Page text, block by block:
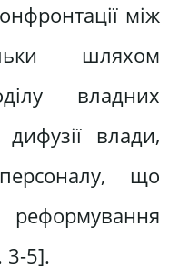
між
шляхом
владних
влади,
що
3-5].